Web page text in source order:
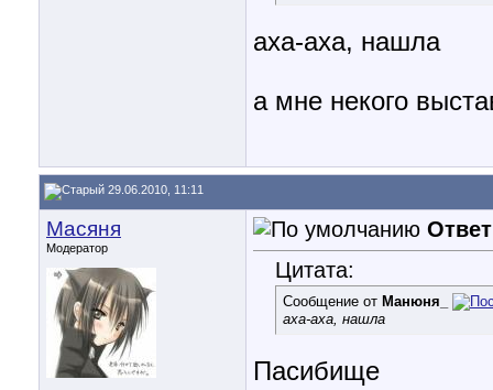
аха-аха, нашла
а мне некого
29.06.2010, 11:11
Масяня
Модератор
Цитата:
Сообщение от Манюня_
аха-аха, нашла
Пасибище